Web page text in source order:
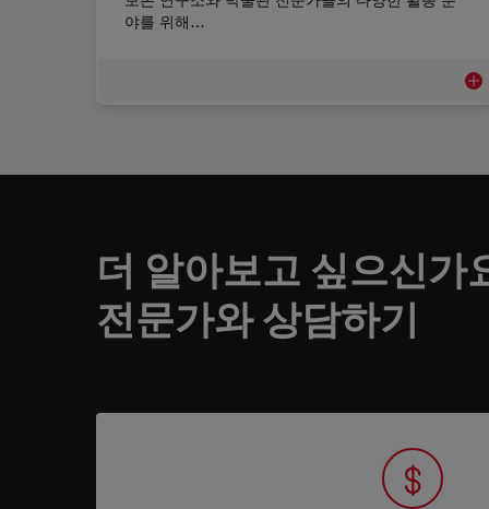
야를 위해…
미
더 알아보고 싶으신가
전문가와 상담하기